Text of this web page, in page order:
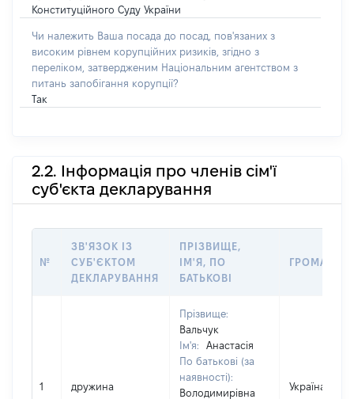
Конституційного Суду України
Чи належить Ваша посада до посад, пов'язаних з
високим рівнем корупційних ризиків, згідно з
переліком, затвердженим Національним агентством з
питань запобігання корупції?
Так
2.2. Інформація про членів сім'ї
суб'єкта декларування
№
ЗВ'ЯЗОК ІЗ
СУБ'ЄКТОМ
ДЕКЛАРУВАННЯ
ПРІЗВИЩЕ,
ІМ'Я, ПО
БАТЬКОВІ
1 дружина
Прізвище:
Вальчук
Ім'я:
Анастасія
По батькові (за
наявності):
Володимирівна
Україна